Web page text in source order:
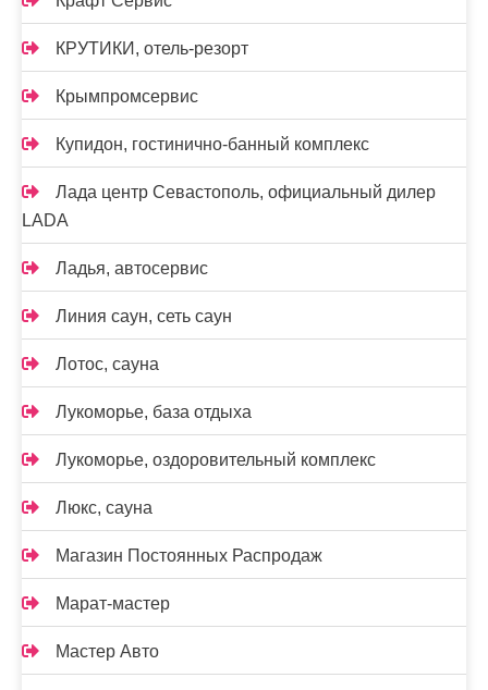
КРУТИКИ, отель-резорт
Крымпромсервис
Купидон, гостинично-банный комплекс
Лада центр Севастополь, официальный дилер
LADA
Ладья, автосервис
Линия саун, сеть саун
Лотос, сауна
Лукоморье, база отдыха
Лукоморье, оздоровительный комплекс
Люкс, сауна
Магазин Постоянных Распродаж
Марат-мастер
Мастер Авто